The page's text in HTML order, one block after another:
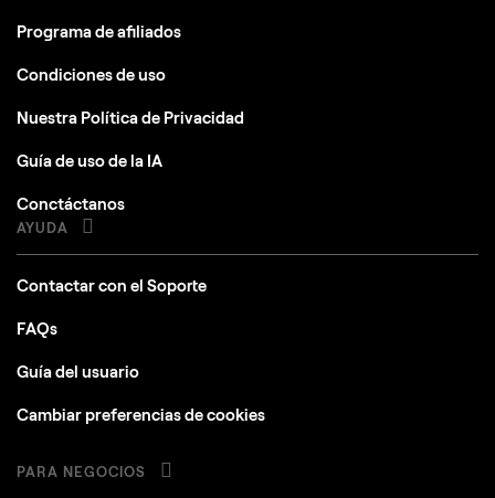
Programa de afiliados
Condiciones de uso
Nuestra Política de Privacidad
Guía de uso de la IA
Conctáctanos
AYUDA
Contactar con el Soporte
FAQs
Guía del usuario
Cambiar preferencias de cookies
PARA NEGOCIOS